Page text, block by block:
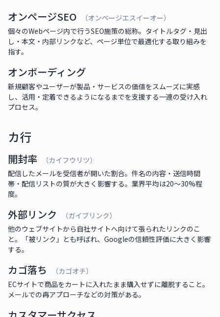
オンページSEO
（オンページエスイーオー）
個々のWebページ内で行うSEO施策の総称。タイトルタグ・見出
し・本文・内部リンクなど、ページ単位で最適化する取り組みを
指す。
オンボーディング
新規顧客やユーザーが製品・サービスの価値をスムーズに実感
し、活用・定着できるようになるまでを支援する一連の受け入れ
プロセス。
カ行
開封率
（カイフウリツ）
配信したメールを受信者が開いた割合。件名の内容・送信時間
帯・配信リストの質が大きく影響する。業界平均は20〜30%程
度。
外部リンク
（ガイブリンク）
他のウェブサイトから自社サイトへ向けて張られたリンクのこ
と。「被リンク」とも呼ばれ、Googleの信頼性評価に大きく影響
する。
カゴ落ち
（カゴオチ）
ECサイトで商品をカートに入れたまま購入せずに離脱すること。
メールでの再アプローチなどの対策がある。